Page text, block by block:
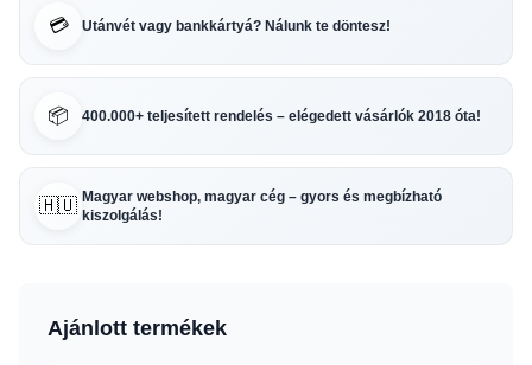
💳 Utánvét vagy bankkártyá? Nálunk te döntesz!
📦 400.000+ teljesített rendelés – elégedett vásárlók 2018 óta!
🇭🇺 Magyar webshop, magyar cég – gyors és megbízható
kiszolgálás!
Ajánlott termékek